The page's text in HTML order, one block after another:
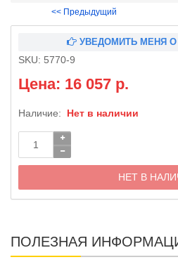
<< Предыдущий
УВЕДОМИТЬ МЕНЯ
SKU: 5770-9
Цена: 16 057 р.
Наличие: Нет в наличии
НЕТ В
ПОЛЕЗНАЯ